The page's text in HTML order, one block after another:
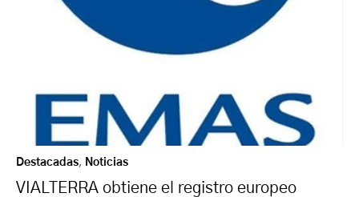
Destacadas, Noticias
VIALTERRA obtiene el registro europeo